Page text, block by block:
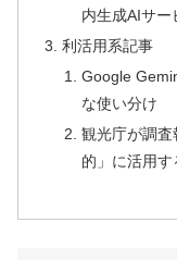
内生成AIサー
利活用系記事
Google
な使い分け
観光庁が調
的」に活用す